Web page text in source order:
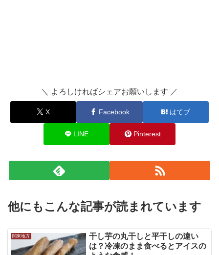
＼ よろしければシェアお願いします ／
X Facebook はてブ
LINE Pinterest
他にもこんな記事が読まれています
関東地方
干し芋の丸干しと平干しの違い
は？冷凍のまま食べるとアイスの